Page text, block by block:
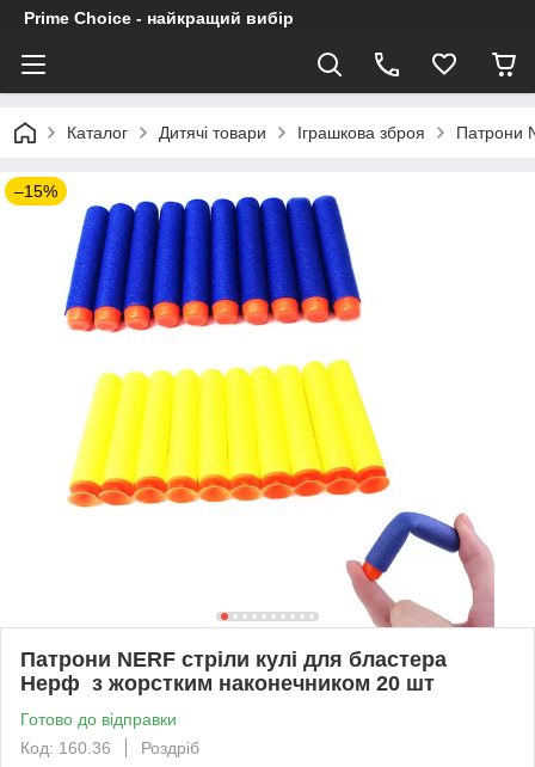
Prime Choice - найкращий вибір
Каталог Дитячі товари Іграшкова зброя Патрони
–15%
Патрони NERF стріли кулі для бластера
Нерф з жорстким наконечником 20 шт
Готово до відправки
Код: 160.36
Роздріб